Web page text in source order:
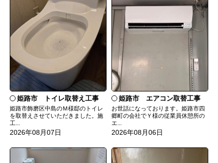
姫路市 トイレ取替え工事
姫路市飾磨区中島のＭ様邸のトイレ
を取替えさせていただきました。施
工...
2026年08月07日
姫路市 エアコン取替工事
お世話になっております。姫路市四
郷町の会社でＹ様の従業員休憩所の
エ...
2026年08月06日